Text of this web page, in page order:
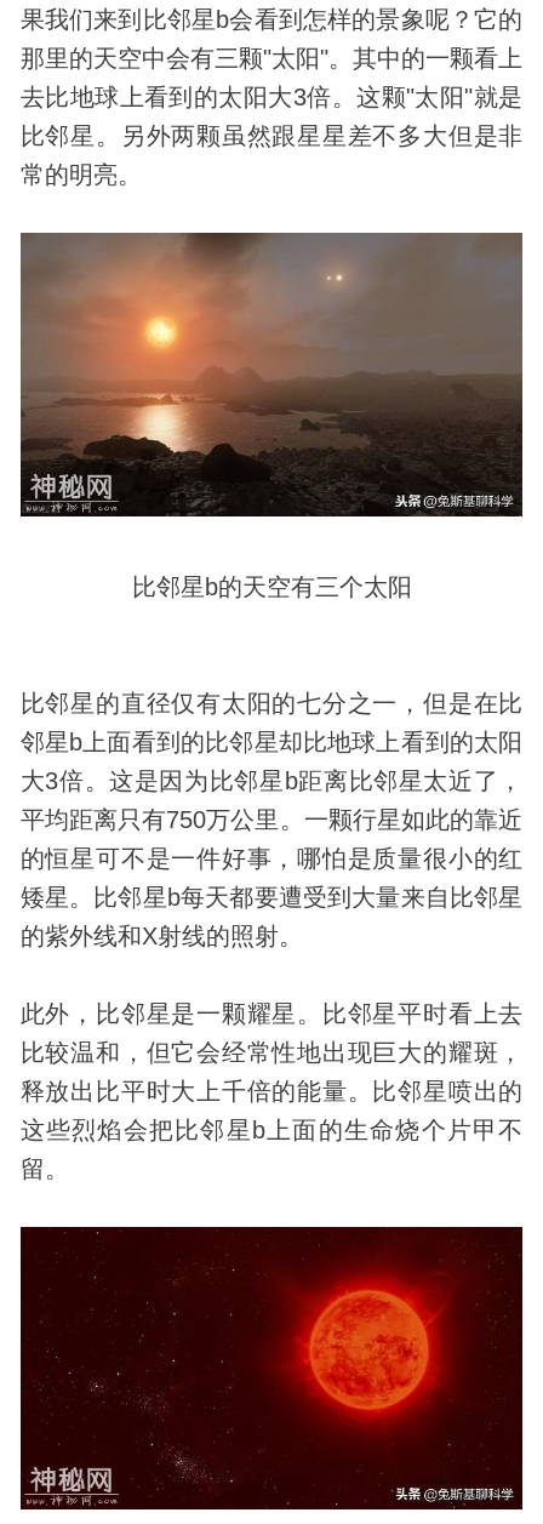
果我们来到比邻星b会看到怎样的景象呢？它的
那里的天空中会有三颗"太阳"。其中的一颗看上
去比地球上看到的太阳大3倍。这颗"太阳"就是
比邻星。另外两颗虽然跟星星差不多大但是非
常的明亮。
比邻星b的天空有三个太阳
比邻星的直径仅有太阳的七分之一，但是在比
邻星b上面看到的比邻星却比地球上看到的太阳
大3倍。这是因为比邻星b距离比邻星太近了，
平均距离只有750万公里。一颗行星如此的靠近
的恒星可不是一件好事，哪怕是质量很小的红
矮星。比邻星b每天都要遭受到大量来自比邻星
的紫外线和X射线的照射。
此外，比邻星是一颗耀星。比邻星平时看上去
比较温和，但它会经常性地出现巨大的耀斑，
释放出比平时大上千倍的能量。比邻星喷出的
这些烈焰会把比邻星b上面的生命烧个片甲不
留。